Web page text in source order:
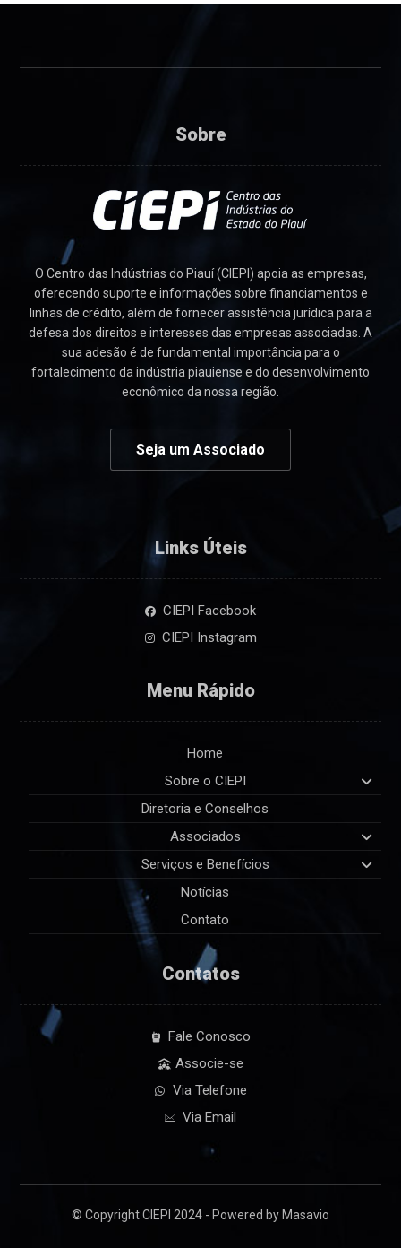
Sobre
O Centro das Indústrias do Piauí (CIEPI) apoia as empresas,
oferecendo suporte e informações sobre financiamentos e
linhas de crédito, além de fornecer assistência jurídica para a
defesa dos direitos e interesses das empresas associadas. A
sua adesão é de fundamental importância para o
fortalecimento da indústria piauiense e do desenvolvimento
econômico da nossa região.
Seja um Associado
Links Úteis
CIEPI Facebook
CIEPI Instagram
Menu Rápido
Home
Sobre o CIEPI
Diretoria e Conselhos
Associados
Serviços e Benefícios
Notícias
Contato
Contatos
Fale Conosco
Associe-se
Via Telefone
Via Email
© Copyright CIEPI 2024 - Powered by Masavio